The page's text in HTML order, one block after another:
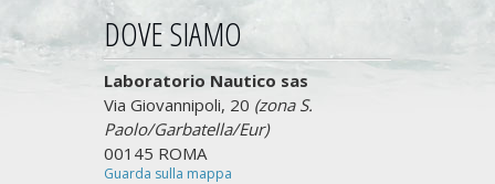
DOVE SIAMO
Laboratorio Nautico sas
Via Giovannipoli, 20 (zona S.
Paolo/Garbatella/Eur)
00145 ROMA
Guarda sulla mappa